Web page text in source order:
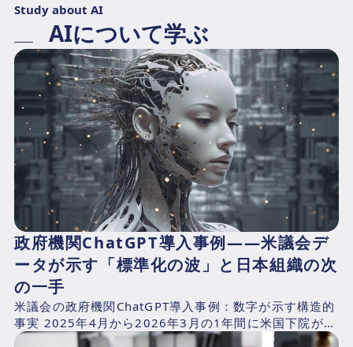
Study about AI
AIについて学ぶ
政府機関ChatGPT導入事例——米議会デ
ータが示す「標準化の波」と日本組織の次
の一手
米議会の政府機関ChatGPT導入事例：数字が示す構造的
事実 2025年4月から2026年3月の1年間に米国下院が支
出したAI関連費用を、CNBCが下院支出記録...